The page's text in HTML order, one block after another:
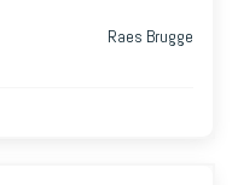
Raes Brugge